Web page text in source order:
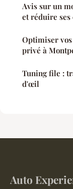
Avis sur un
et réduire ses
Optimiser
privé à
Tuning file :
d'œil
Auto